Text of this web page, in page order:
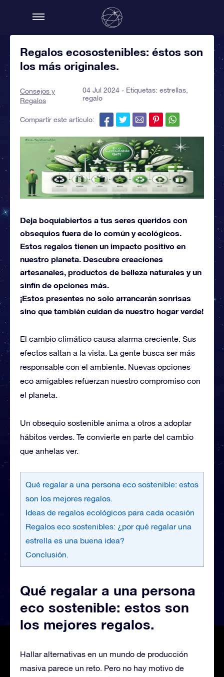
Regalos ecosostenibles: éstos son
los más originales.
Consejos y
Regalos
04 Jul 2024 - Etiquetas:estrellas
regalo
Compartir este artículo:
Deja boquiabiertos a tus seres queridos con
obsequios fuera de lo común y ecológicos.
Estos regalos tienen un impacto positivo en
nuestro planeta. Descubre creaciones
artesanales, productos de belleza naturales y un
sinfín de opciones más.
¡Estos presentes no solo arrancarán sonrisas
sino que también cuidan de nuestro hogar verde!
El cambio climático causa alarma creciente. Sus
efectos saltan a la vista. La gente busca ser más
responsable con el ambiente. Nuevas opciones
eco amigables refuerzan nuestro compromiso con
el planeta.
Un obsequio sostenible anima a otros a adoptar
hábitos verdes. Te convierte en parte del cambio
que anhelas ver.
Qué regalar a una persona eco sostenible: estos
son los mejores regalos.
Ideas de regalos ecológicos para cada ocasión
Regalos eco sostenibles: ¿por qué regalar una
estrella es una buena idea?
Conclusión.
Qué regalar a una persona
eco sostenible: estos son
los mejores regalos.
Hallar alternativas en un mundo de producción
masiva parece un reto. Pero no hay motivo de